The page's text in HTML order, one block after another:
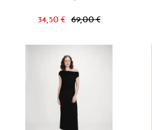
34,50 € 69,00 €